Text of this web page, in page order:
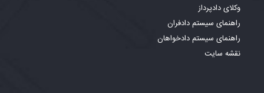
وکلای دادپرداز
راهنمای سیستم دادفران
راهنمای سیستم دادخواهان
نقشه سایت